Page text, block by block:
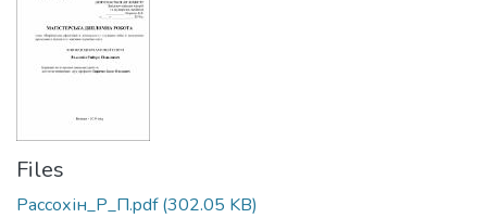
Files
Рассохін_Р_П.pdf(302.05 KB)